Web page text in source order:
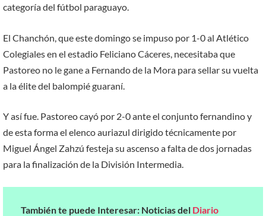
categoría del fútbol paraguayo.
El Chanchón, que este domingo se impuso por 1-0 al Atlético
Colegiales en el estadio Feliciano Cáceres, necesitaba que
Pastoreo no le gane a Fernando de la Mora para sellar su vuelta
a la élite del balompié guaraní.
Y así fue. Pastoreo cayó por 2-0 ante el conjunto fernandino y
de esta forma el elenco auriazul dirigido técnicamente por
Miguel Ángel Zahzú festeja su ascenso a falta de dos jornadas
para la finalización de la División Intermedia.
También te puede Interesar: Noticias del Diario